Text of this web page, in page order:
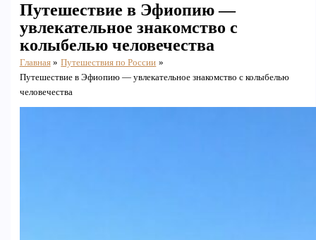
Путешествие в Эфиопию —
увлекательное знакомство с
колыбелью человечества
Главная
Путешествия по России
Путешествие в Эфиопию — увлекательное знакомство с колыбелью
человечества